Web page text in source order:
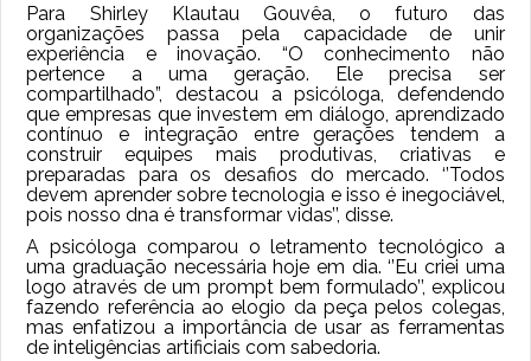
Para Shirley Klautau Gouvêa, o futuro das
organizações passa pela capacidade de unir
experiência e inovação. “O conhecimento não
pertence a uma geração. Ele precisa ser
compartilhado”, destacou a psicóloga, defendendo
que empresas que investem em diálogo, aprendizado
contínuo e integração entre gerações tendem a
construir equipes mais produtivas, criativas e
preparadas para os desafios do mercado. ‘’Todos
devem aprender sobre tecnologia e isso é inegociável,
pois nosso dna é transformar vidas’’, disse.
A psicóloga comparou o letramento tecnológico a
uma graduação necessária hoje em dia. ‘’Eu criei uma
logo através de um prompt bem formulado’’, explicou
fazendo referência ao elogio da peça pelos colegas,
mas enfatizou a importância de usar as ferramentas
de inteligências artificiais com sabedoria.